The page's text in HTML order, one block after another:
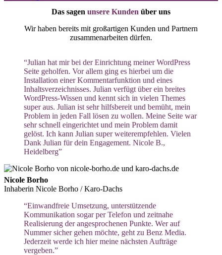
Das sagen unsere Kunden über uns
Wir haben bereits mit großartigen Kunden und Partnern
zusammenarbeiten dürfen.
“Julian hat mir bei der Einrichtung meiner WordPress
Seite geholfen. Vor allem ging es hierbei um die
Installation einer Kommentarfunktion und eines
Inhaltsverzeichnisses. Julian verfügt über ein breites
WordPress-Wissen und kennt sich in vielen Themes
super aus. Julian ist sehr hilfsbereit und bemüht, mein
Problem in jeden Fall lösen zu wollen. Meine Seite war
sehr schnell eingerichtet und mein Problem damit
gelöst. Ich kann Julian super weiterempfehlen. Vielen
Dank Julian für dein Engagement. Nicole B.,
Heidelberg”
Nicole Borho
Inhaberin Nicole Borho / Karo-Dachs
“Einwandfreie Umsetzung, unterstützende
Kommunikation sogar per Telefon und zeitnahe
Realisierung der angesprochenen Punkte. Wer auf
Nummer sicher gehen möchte, geht zu Benz Media.
Jederzeit werde ich hier meine nächsten Aufträge
vergeben.”